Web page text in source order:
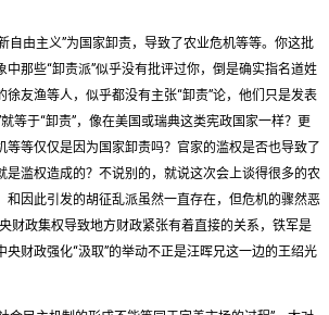
自由主义”为国家卸责，导致了农业危机等等。你这批
中那些“卸责派”似乎没有批评过你，倒是确实指名道姓
徐友渔等人，似乎都没有主张“卸责”论，他们只是发表
等于“卸责”，像在美国或瑞典这类宪政国家一样？更
等等仅仅是因为国家卸责吗？官家的滥权是否也导致了
是滥权造成的？不说别的，就说这次会上谈得很多的农
和因此引发的胡征乱派虽然一直存在，但危机的骤然恶
财政集权导致地方财政紧张有着直接的关系，铁军是
央财政强化“汲取”的举动不正是汪晖兄这一边的王绍光